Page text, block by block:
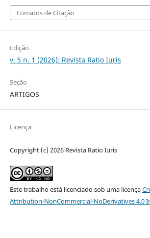
Fomatos de Citação
Edição
v. 5 n. 1 (2026): Revista Ratio Iuris
Seção
ARTIGOS
Licença
Copyright (c) 2026 Revista Ratio Iuris
Este trabalho está licenciado sob uma licença
Attribution-NonCommercial-NoDerivatives 4.0